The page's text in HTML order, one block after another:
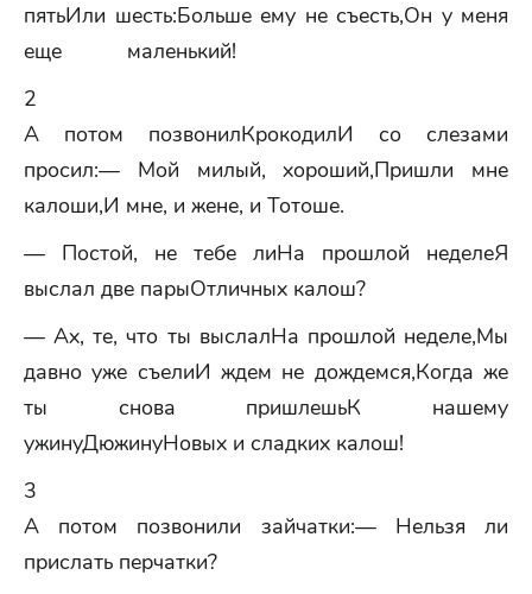
пятьИли шесть:Больше ему не съесть,Он у меня
еще маленький!
2
А потом позвонилКрокодилИ со слезами
просил:— Мой милый, хороший,Пришли мне
калоши,И мне, и жене, и Тотоше.
— Постой, не тебе лиНа прошлой неделеЯ
выслал две парыОтличных калош?
— Ах, те, что ты выслалНа прошлой неделе,Мы
давно уже съелиИ ждем не дождемся,Когда же
ты снова пришлешьК нашему
ужинуДюжинуНовых и сладких калош!
3
А потом позвонили зайчатки:— Нельзя ли
прислать перчатки?